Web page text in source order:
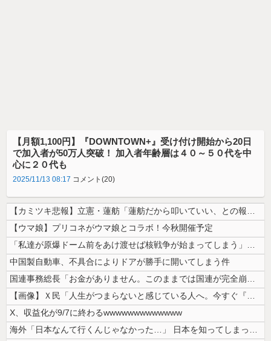
【月額1,100円】『DOWNTOWN+』受け付け開始から20日
で加入者が50万人突破！ 加入者年齢層は４０～５０代を中
心に２０代も
2025/11/13 08:17 コメント(20)
【カミツキ悲報】立憲・蓮舫「蓮舫だから叩いていい、との報道に何度も向き...
【ウマ娘】プリコネがウマ娘とコラボ！今秋開催予定
「私達が原爆ドーム前をあけ渡せば核戦争が始まってしまう」と訴える市民団...
中国製自動車、不具合によりドアが勝手に開いてしまう件
国連事務総長「お金がありません。このままでは国連が完全崩壊します。助け...
【画像】Ｘ民「人生がつまらないと感じている人へ。今すぐ『これ』をやって...
X、収益化が9/7に終わるwwwwwwwwwwwww
海外「日本なんて行くんじゃなかった…」 日本を知ってしまったディズニー...